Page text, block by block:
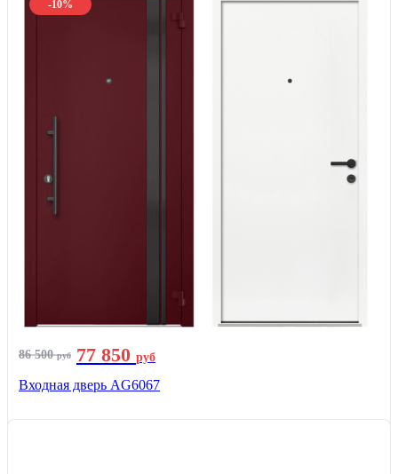
-10%
86 500руб 77 850 руб
Входная дверь AG6067